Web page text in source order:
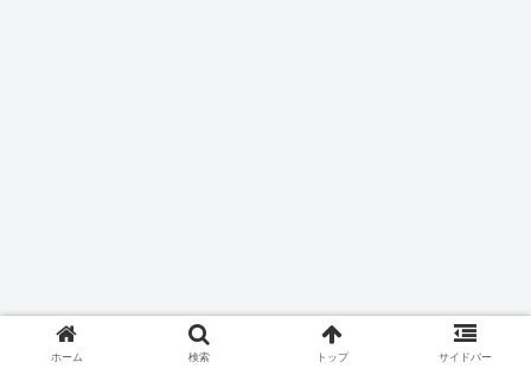
ホーム 検索 トップ サイドバー